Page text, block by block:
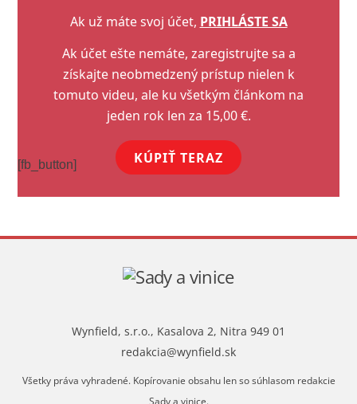
Ak už máte svoj účet, PRIHLÁSTE SA
Ak účet ešte nemáte, zaregistrujte sa a
získajte neobmedzený prístup nielen k
tomuto videu, ale ku všetkým článkom na
jeden rok len za 15,00 €.
KÚPIŤ TERAZ
[fb_button]
Wynfield, s.r.o., Kasalova 2, Nitra 949 01
redakcia@wynfield.sk
Všetky práva vyhradené. Kopírovanie obsahu len so súhlasom redakcie
Sady a vinice.